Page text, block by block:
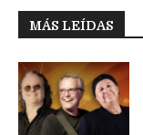
MÁS LEÍDAS